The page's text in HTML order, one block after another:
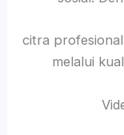
citra
melalui